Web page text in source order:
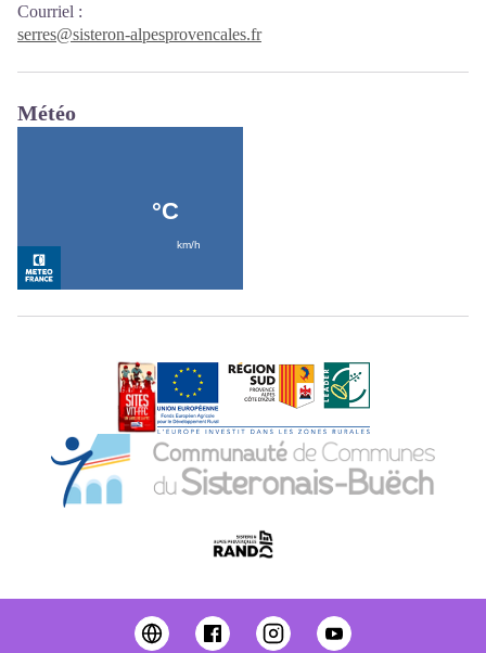
Courriel :
serres@sisteron-alpesprovencales.fr
Météo